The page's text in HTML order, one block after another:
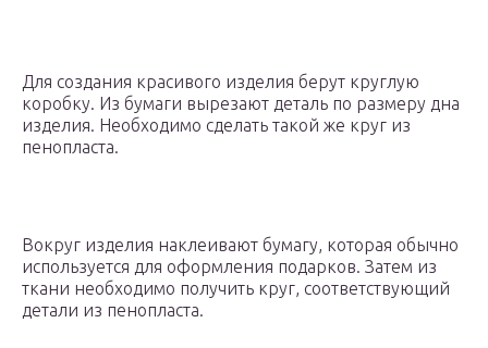
Для создания красивого изделия берут круглую
коробку. Из бумаги вырезают деталь по размеру дна
изделия. Необходимо сделать такой же круг из
пенопласта.
Вокруг изделия наклеивают бумагу, которая обычно
используется для оформления подарков. Затем из
ткани необходимо получить круг, соответствующий
детали из пенопласта.